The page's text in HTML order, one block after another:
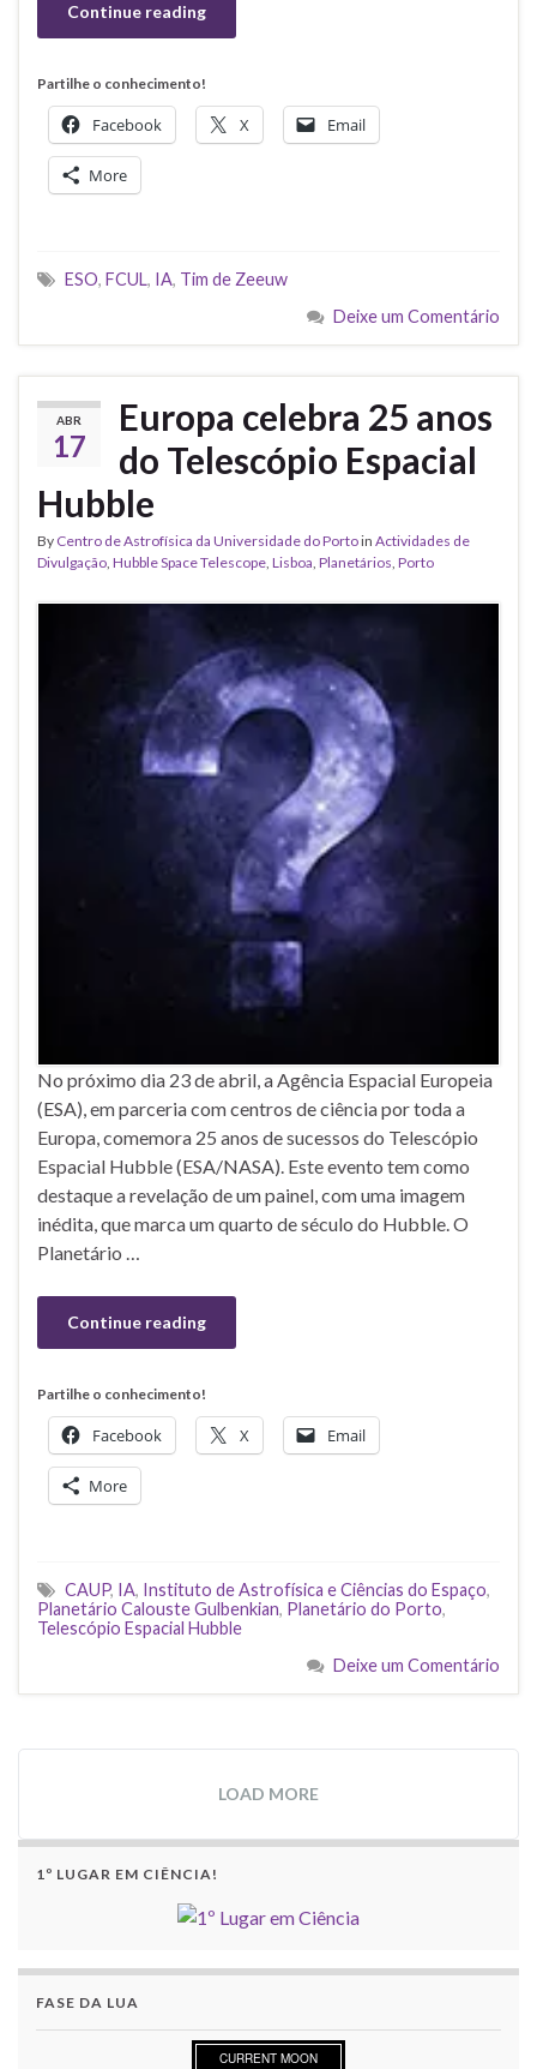
Continue reading
Partilhe o conhecimento!
Facebook X Email
More
ESO, FCUL, IA, Tim de Zeeuw
Deixe um Comentário
ABR
17
Europa celebra 25 anos
do Telescópio Espacial
Hubble
By Centro de Astrofísica da Universidade do Portoin Actividades de
Divulgação, Hubble Space Telescope, Lisboa, Planetários, Porto
No próximo dia 23 de abril, a Agência Espacial Europeia
(ESA), em parceria com centros de ciência por toda a
Europa, comemora 25 anos de sucessos do Telescópio
Espacial Hubble (ESA/NASA). Este evento tem como
destaque a revelação de um painel, com uma imagem
inédita, que marca um quarto de século do Hubble. O
Planetário …
Continue reading
Partilhe o conhecimento!
Facebook X Email
More
CAUP, IA, Instituto de Astrofísica e Ciências do Espaço,
Planetário Calouste Gulbenkian, Planetário do Porto,
Telescópio Espacial Hubble
Deixe um Comentário
LOAD MORE
1º LUGAR EM CIÊNCIA!
FASE DA LUA